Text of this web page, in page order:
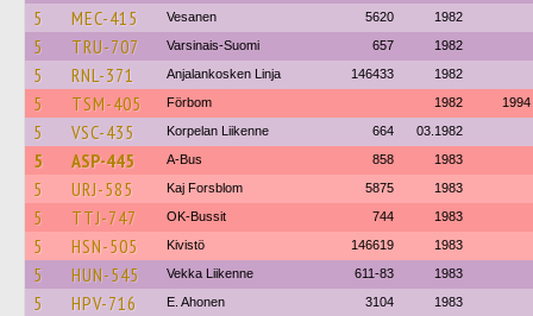
5 MEC-415 Vesanen 5620 1982
5 TRU-707 Varsinais-Suomi 657 1982
5 RNL-371 Anjalankosken Linja 146433 1982
5 TSM-405 Förbom 1982 1994
5 VSC-435 Korpelan Liikenne 664 03.1982
5 ASP-445 A-Bus 858 1983
5 URJ-585 Kaj Forsblom 5875 1983
5 TTJ-747 OK-Bussit 744 1983
5 HSN-505 Kivistö 146619 1983
5 HUN-545 Vekka Liikenne 611-83 1983
5 HPV-716 E. Ahonen 3104 1983